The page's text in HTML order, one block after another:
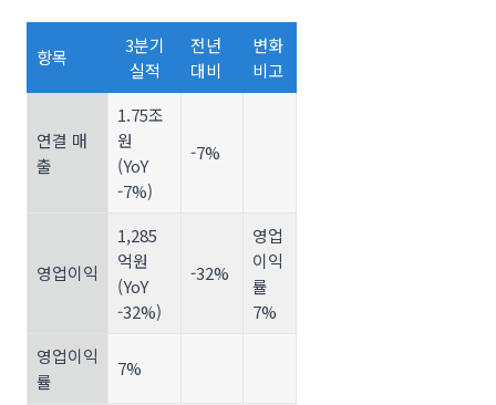
항목
3분기
실적
전년
대비
변화
비고
연결 매
출
1.75조
원
(YoY
-7%)
-7%
영업이익
1,285
억원
(YoY
-32%)
-32%
영업
이익
률
7%
영업이익
률
7%